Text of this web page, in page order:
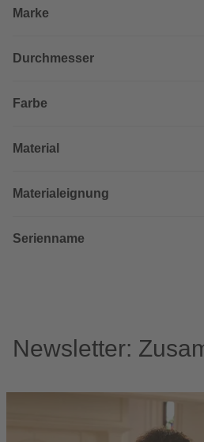
Marke
Durchmesser
Farbe
Material
Materialeignung
Serienname
Newsletter: